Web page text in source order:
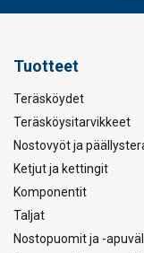
Tuotteet
Teräsköydet
Teräsköysitarvikkeet
Nostovyöt ja
Ketjut ja kettingit
Komponentit
Taljat
Nostopuomit ja -